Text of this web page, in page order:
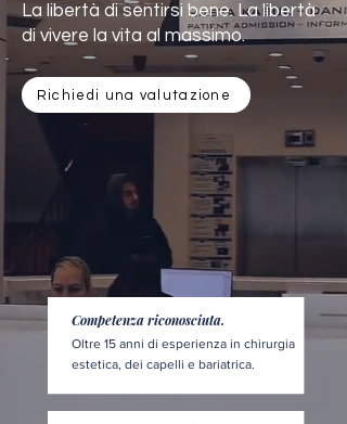
La libertà di sentirsi bene. La libertà
di vivere la vita al massimo.
Richiedi una valutazione
Competenza riconosciuta.
Oltre 15 anni di esperienza in chirurgia
estetica, dei capelli e bariatrica.